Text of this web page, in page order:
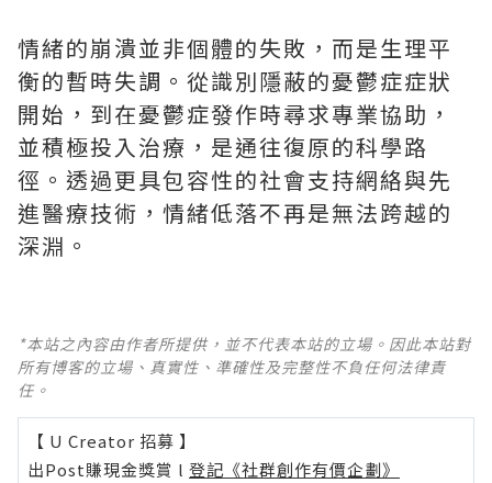
情緒的崩潰並非個體的失敗，而是生理平
衡的暫時失調。從識別隱蔽的憂鬱症症狀
開始，到在憂鬱症發作時尋求專業協助，
並積極投入治療，是通往復原的科學路
徑。透過更具包容性的社會支持網絡與先
進醫療技術，情緒低落不再是無法跨越的
深淵。
*本站之內容由作者所提供，並不代表本站的立場。因此本站對
所有博客的立場、真實性、準確性及完整性不負任何法律責
任。
【 U Creator 招募 】
出Post賺現金獎賞 l 登記《社群創作有價企劃》